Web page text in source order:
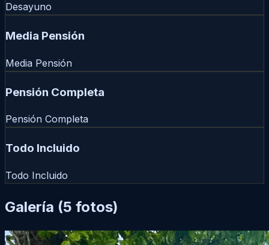
Desayuno
Media Pensión
Media Pensión
Pensión Completa
Pensión Completa
Todo Incluido
Todo Incluido
Galería (5 fotos)